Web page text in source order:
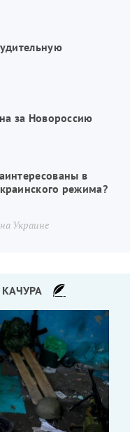
за Новороссию
в
режима?
Украине